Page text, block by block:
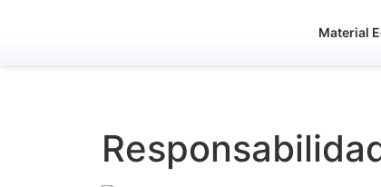
Material